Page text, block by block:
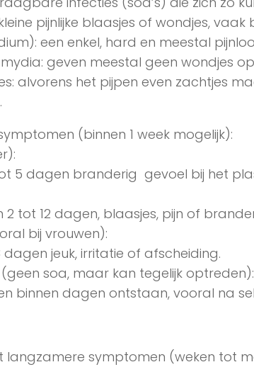
pijnlijke blaasjes of wondjes, vaak
een enkel, hard en meestal
geven meestal geen wondjes
alvorens het pijpen even zachtjes
(binnen 1 week mogelijk):
5 dagen branderig gevoel bij het
2 tot 12 dagen, blaasjes, pijn of
bij vrouwen):
jeuk, irritatie of afscheiding.
soa, maar kan tegelijk optreden):
binnen dagen ontstaan, vooral na
langzamere symptomen (weken tot